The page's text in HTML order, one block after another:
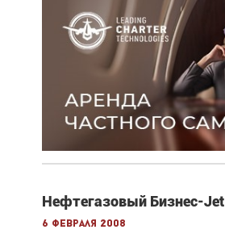
Нефтегазовый Бизнес-Jet
6 февраля 2008